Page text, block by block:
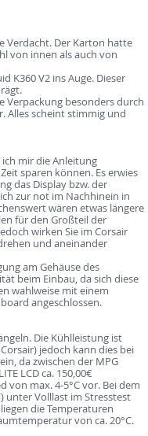
Verdacht. Der Karton hatte
von innen als auch von
K360 V2 ins Auge. Dieser
Verpackung besonders durch
Alles scheint stimmig und
mir die Anleitung
sparen können. Es erwies
das Display bzw. der
zur not im Nachhinein in
wären etwas längere
für den Großteil der
wirken Sie im Corsair
und aneinander
am Gehäuse des
beim Einbau, da sich diese
wahlweise mit einem
angeschlossen.
Die Kühlleistung ist
jedoch kann dies bei
da zwischen der MPG
LCD ca. 150,00€
von max. 4-5°C vor. Bei dem
unter Volllast im Stresstest
die Temperaturen
von ca. 20°C.